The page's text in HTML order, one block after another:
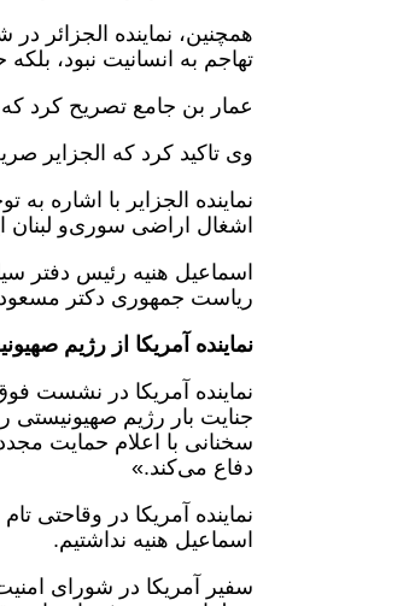
همچنین، نماینده الجزائر
تهاجم به انسانیت نبود،
عمار بن جامع تصریح کرد که
وی تاکید کرد که الجزایر
نماینده الجزایر با اشاره
اشغال اراضی سوری‌و لبنان
ریاست جمهوری دکتر مسعود
نماینده آمریکا از رژیم
نماینده آمریکا در نشست
جنایت بار رژیم
سخنانی با اعلام حمایت
دفاع می‌کند.»
نماینده آمریکا در وقاحتی
اسماعیل هنیه نداشتیم.
سفیر آمریکا در شورای